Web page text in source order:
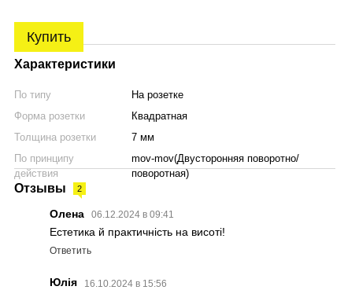
Купить
Характеристики
По типу
На розетке
Форма розетки
Квадратная
Толщина розетки
7 мм
По принципу
действия
mov-mov(Двусторонняя поворотно/
поворотная)
Отзывы 2
Олена 06.12.2024 в 09:41
Естетика й практичність на висоті!
Ответить
Юлія 16.10.2024 в 15:56